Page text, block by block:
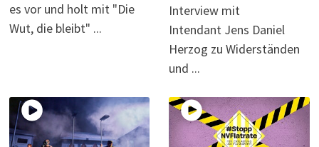
es vor und holt mit "Die
Wut, die bleibt" ...
Interview mit
Intendant Jens Daniel
Herzog zu Widerständen
und ...